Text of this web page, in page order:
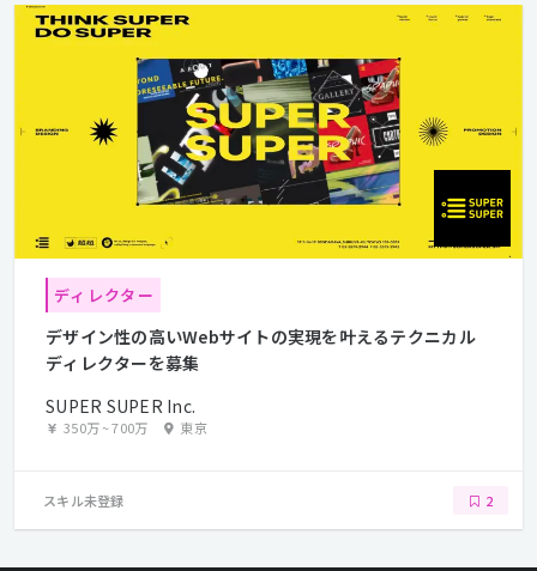
ディレクター
デザイン性の高いWebサイトの実現を叶えるテクニカル
ディレクターを募集
SUPER SUPER Inc.
350万~700万 東京
スキル未登録 2